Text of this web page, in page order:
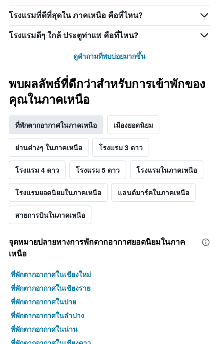
โรงแรมที่ดีที่สุดใน ภาคเหนือ คือที่ไหน?
โรงแรมดีๆ ใกล้ ประตูท่าแพ คือที่ไหน?
ดูคำถามที่พบบ่อยมากขึ้น
พบผลลัพธ์ที่ดีกว่าสำหรับการเข้าพักของ
คุณในภาคเหนือ
ที่พักตากอากาศในภาคเหนือ เมืองยอดนิยม
ย่านต่างๆ ในภาคเหนือ โรงแรม 3 ดาว
โรงแรม 4 ดาว โรงแรม 5 ดาว โรงแรมในภาคเหนือ
โรงแรมยอดนิยมในภาคเหนือ แลนด์มาร์คในภาคเหนือ
สายการบินในภาคเหนือ
จุดหมายปลายทางการพักตากอากาศยอดนิยมในภาค
เหนือ
ที่พักตากอากาศในเชียงใหม่
ที่พักตากอากาศในเชียงราย
ที่พักตากอากาศในปาย
ที่พักตากอากาศในลำปาง
ที่พักตากอากาศในน่าน